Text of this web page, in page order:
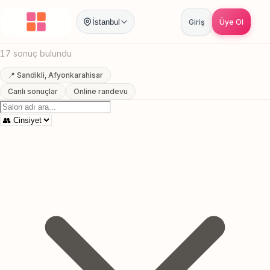
İstanbul Giriş Üye Ol
Anasayfa / Afyonkarahisar Sandikli Tirnak Bakimi
Sandikli, Afyonkarahisar Tirnak Bakimi
17 sonuç bulundu
📍 Sandikli, Afyonkarahisar
Canlı sonuçlar
Online randevu